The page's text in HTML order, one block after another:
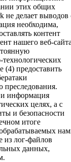
этих общих
не делает выводов
необходима,
контент
нашего веб-
(4) предоставить
информация
целях, а с
и безопасности
итоге
лог-файлов
данных,